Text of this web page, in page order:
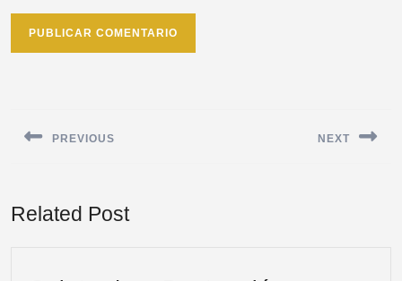
PREVIOUS NEXT
Related Post